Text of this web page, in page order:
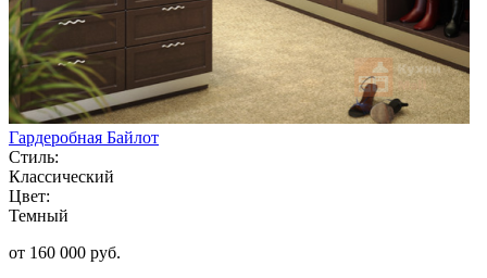
Гардеробная Байлот
Стиль:
Классический
Цвет:
Темный
от 160 000 руб.